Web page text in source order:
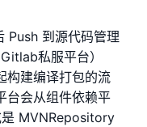
Push 到源代码管理
私服平台）
构建编译打包的流
台会从组件依赖平
MVNRepository